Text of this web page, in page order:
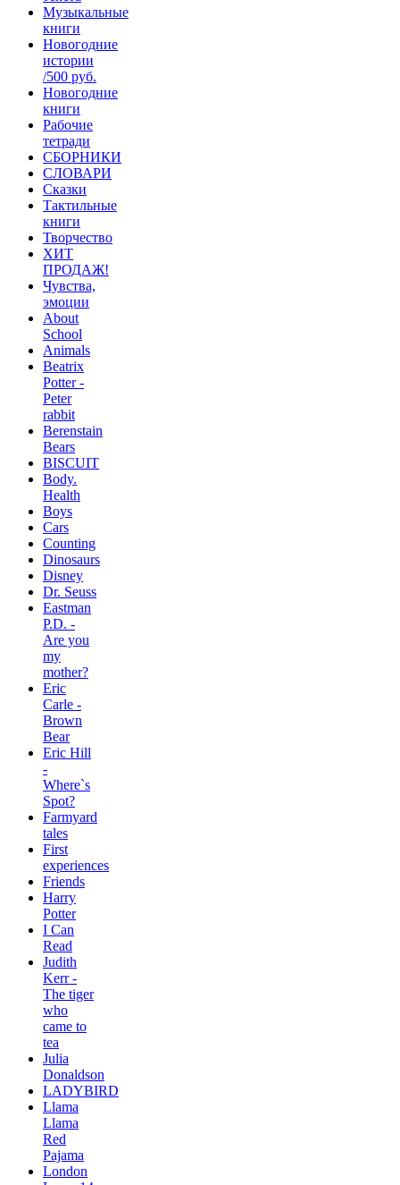
Музыкальные
книги
Новогодние
истории
/500 руб.
Новогодние
книги
Рабочие
тетради
СБОРНИКИ
СЛОВАРИ
Сказки
Тактильные
книги
Творчество
ХИТ
ПРОДАЖ!
Чувства,
эмоции
About
School
Animals
Beatrix
Potter -
Peter
rabbit
Berenstain
Bears
BISCUIT
Body.
Health
Boys
Cars
Counting
Dinosaurs
Disney
Dr. Seuss
Eastman
P.D. -
Are you
my
mother?
Eric
Carle -
Brown
Bear
Eric Hill
-
Where`s
Spot?
Farmyard
tales
First
experiences
Friends
Harry
Potter
I Can
Read
Judith
Kerr -
The tiger
who
came to
tea
Julia
Donaldson
LADYBIRD
Llama
Llama
Red
Pajama
London